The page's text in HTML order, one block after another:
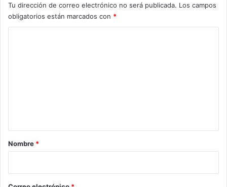
Tu dirección de correo electrónico no será publicada. Los campos
obligatorios están marcados con *
rNombre *